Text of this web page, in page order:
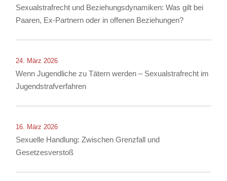
Sexualstrafrecht und Beziehungsdynamiken: Was gilt bei
Paaren, Ex-Partnern oder in offenen Beziehungen?
24. März 2026
Wenn Jugendliche zu Tätern werden – Sexualstrafrecht im
Jugendstrafverfahren
16. März 2026
Sexuelle Handlung: Zwischen Grenzfall und
Gesetzesverstoß